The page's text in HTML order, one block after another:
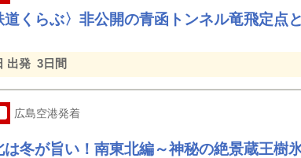
道くらぶ〉非公開の青函トンネル竜飛定点
出発 3日間
広島空港発着
は冬が旨い！南東北編～神秘の絶景蔵王樹